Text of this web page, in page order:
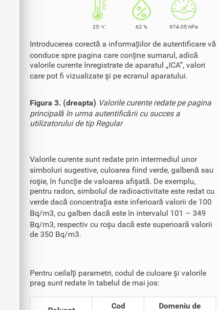
Introducerea corectă a informaţiilor de autentificare vă
conduce spre pagina care conţine sumarul, adică
valorile curente înregistrate de aparatul „ICA”, valori
care pot fi vizualizate şi pe ecranul aparatului.
Figura 3. (dreapta) Valorile curente redate pe pagina
principală în urma autentificării cu succes a
utilizatorului de tip Regular
Valorile curente sunt redate prin intermediul unor
simboluri sugestive, culoarea fiind verde, galbenă sau
roşie, în funcţie de valoarea afişată. De exemplu,
pentru radon, simbolul de radioactivitate este redat cu
verde dacă concentraţia este inferioară valorii de 100
Bq/m3, cu galben dacă este în intervalul 101 – 349
Bq/m3, respectiv cu roşu dacă este superioară valorii
de 350 Bq/m3.
Pentru ceilalţi parametri, codul de culoare şi valorile
prag sunt redate în tabelul de mai jos:
Cod Domeniu de